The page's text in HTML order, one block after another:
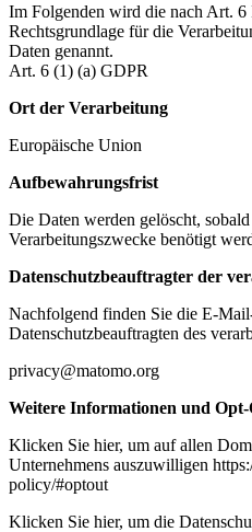
Im Folgenden wird die nach Art.
Rechtsgrundlage für die
Daten genannt.
Art. 6 (1) (a) GDPR
Ort der Verarbeitung
Europäische Union
Aufbewahrungsfrist
Die Daten werden gelöscht,
Verarbeitungszwecke benötigt
Datenschutzbeauftragter der
Nachfolgend finden Sie die E-
Datenschutzbeauftragten des
privacy@matomo.org
Weitere Informationen und
Klicken Sie hier, um auf allen
Unternehmens auszuwilligen
policy/#optout
Klicken Sie hier, um die